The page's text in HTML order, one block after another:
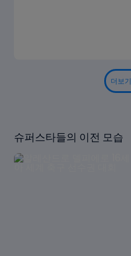
더보기
슈퍼스타들의 이전 모습